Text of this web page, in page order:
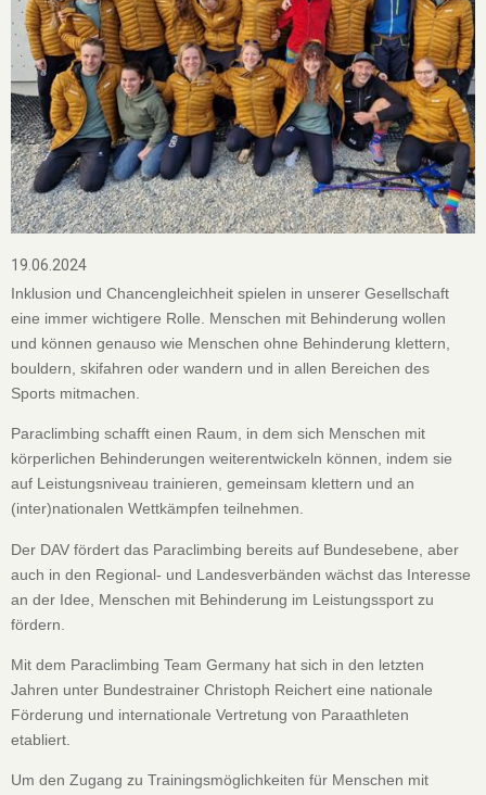
19.06.2024
Inklusion und Chancengleichheit spielen in unserer Gesellschaft
eine immer wichtigere Rolle. Menschen mit Behinderung wollen
und können genauso wie Menschen ohne Behinderung klettern,
bouldern, skifahren oder wandern und in allen Bereichen des
Sports mitmachen.
Paraclimbing schafft einen Raum, in dem sich Menschen mit
körperlichen Behinderungen weiterentwickeln können, indem sie
auf Leistungsniveau trainieren, gemeinsam klettern und an
(inter)nationalen Wettkämpfen teilnehmen.
Der DAV fördert das Paraclimbing bereits auf Bundesebene, aber
auch in den Regional- und Landesverbänden wächst das Interesse
an der Idee, Menschen mit Behinderung im Leistungssport zu
fördern.
Mit dem Paraclimbing Team Germany hat sich in den letzten
Jahren unter Bundestrainer Christoph Reichert eine nationale
Förderung und internationale Vertretung von Paraathleten
etabliert.
Um den Zugang zu Trainingsmöglichkeiten für Menschen mit